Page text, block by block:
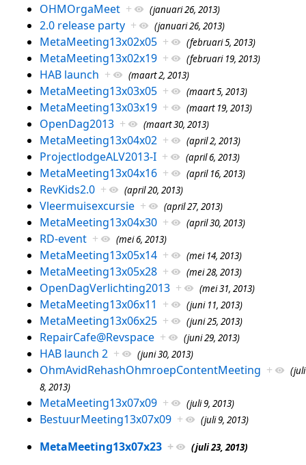
OHMOrgaMeet + (januari 26, 2013)
2.0 release party + (januari 26, 2013)
MetaMeeting13x02x05 + (februari 5, 2013)
MetaMeeting13x02x19 + (februari 19, 2013)
HAB launch + (maart 2, 2013)
MetaMeeting13x03x05 + (maart 5, 2013)
MetaMeeting13x03x19 + (maart 19, 2013)
OpenDag2013 + (maart 30, 2013)
MetaMeeting13x04x02 + (april 2, 2013)
ProjectlodgeALV2013-I + (april 6, 2013)
MetaMeeting13x04x16 + (april 16, 2013)
RevKids2.0 + (april 20, 2013)
Vleermuisexcursie + (april 27, 2013)
MetaMeeting13x04x30 + (april 30, 2013)
RD-event + (mei 6, 2013)
MetaMeeting13x05x14 + (mei 14, 2013)
MetaMeeting13x05x28 + (mei 28, 2013)
OpenDagVerlichting2013 + (mei 31, 2013)
MetaMeeting13x06x11 + (juni 11, 2013)
MetaMeeting13x06x25 + (juni 25, 2013)
RepairCafe@Revspace + (juni 29, 2013)
HAB launch 2 + (juni 30, 2013)
OhmAvidRehashOhmroepContentMeeting +
(juli
8, 2013)
MetaMeeting13x07x09 + (juli 9, 2013)
BestuurMeeting13x07x09 + (juli 9, 2013)
MetaMeeting13x07x23 + (juli 23, 2013)